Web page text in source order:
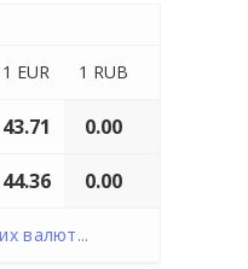
1 EUR 1 RUB
43.71 0.00
44.36 0.00
валют...